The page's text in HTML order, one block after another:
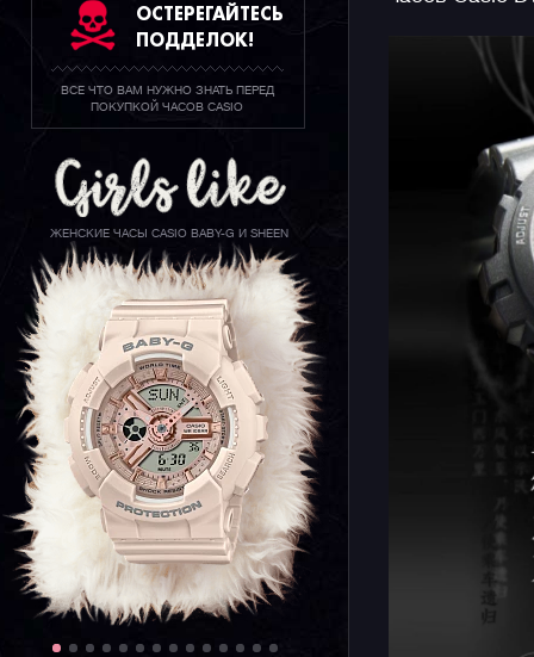
ОСТЕРЕГАЙТЕСЬ
ПОДДЕЛОК!
ВСЕ ЧТО ВАМ НУЖНО ЗНАТЬ ПЕРЕД
ПОКУПКОЙ ЧАСОВ CASIO
ЖЕНСКИЕ ЧАСЫ CASIO BABY-G И SHEEN
декаде
Серия
G-
STORE